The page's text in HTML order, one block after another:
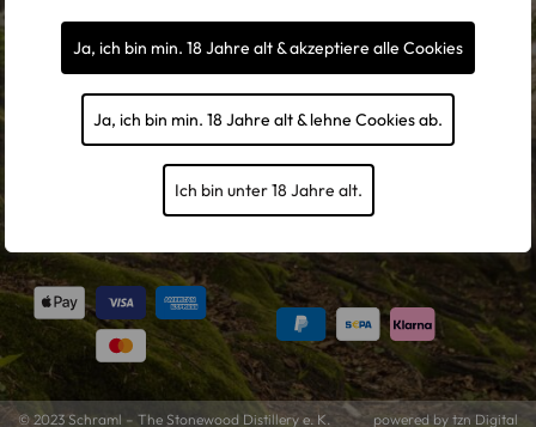
Ich bin unter 18 Jahre alt.
Ja, ich bin min. 18 Jahre alt & lehne Cookies ab.
Ja, ich bin min. 18 Jahre alt & akzeptiere alle Cookies
Ich stimme zu, dass meine personenbezogenen Daten genutzt
werden, um werbliche E-Mails zu erhalten, und weiß, dass ich dies
jederzeit widerrufen kann.
ANMELDEN
© 2023 Schraml – The Stonewood Distillery e. K. powered by tzn Digital